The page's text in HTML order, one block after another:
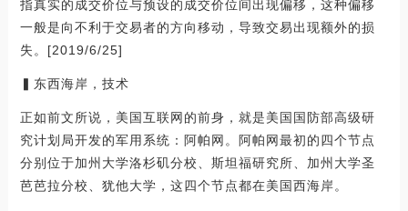
指真实的成交价位与预设的成交价位间出现偏移，这种偏移
一般是向不利于交易者的方向移动，导致交易出现额外的损
失。[2019/6/25]
▍东西海岸，技术
正如前文所说，美国互联网的前身，就是美国国防部高级研
究计划局开发的军用系统：阿帕网。阿帕网最初的四个节点
分别位于加州大学洛杉矶分校、斯坦福研究所、加州大学圣
芭芭拉分校、犹他大学，这四个节点都在美国西海岸。